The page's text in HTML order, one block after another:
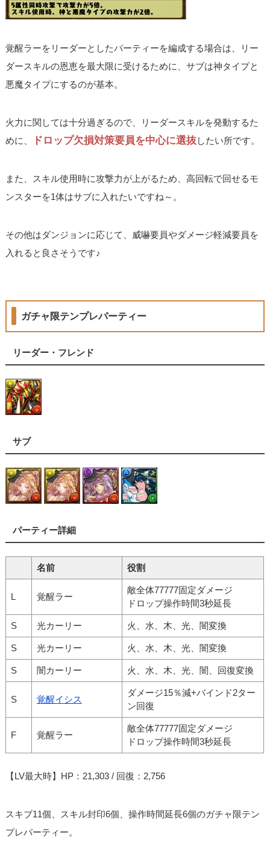
覚醒ラーをリーダーとしたパーティーを編成する場合は、リー
ダースキルの恩恵を最大限に受けるために、サブは神タイプと
悪魔タイプにするのが基本。
火力に関しては十分過ぎるので、リーダースキルを発動するた
めに、
ドロップ欠損対策要員を中心に選抜したい所です。
また、スキル使用時に攻撃力が上がるため、高回転で回せるモ
ンスターを1体はサブに入れたいですね～。
その他はダンジョンに応じて、威嚇要員やダメージ軽減要員を
入れると良さそうです♪
ガチャ限テンプレパーティー
リーダー・フレンド
サブ
パーティー詳細
名前 役割
L 覚醒ラー
敵全体77777固定ダメージ
ドロップ操作時間3秒延長
S 光カーリー 火、水、木、光、闇変換
S 光カーリー 火、水、木、光、闇変換
S 闇カーリー 火、水、木、光、闇、回復変換
S 覚醒イシス
ダメージ15％減+バインド2ター
ン回復
F 覚醒ラー
敵全体77777固定ダメージ
ドロップ操作時間3秒延長
【LV最大時】HP：21,303 / 回復：2,756
スキブ11個、スキル封印6個、操作時間延長6個のガチャ限テン
プレパーティー。